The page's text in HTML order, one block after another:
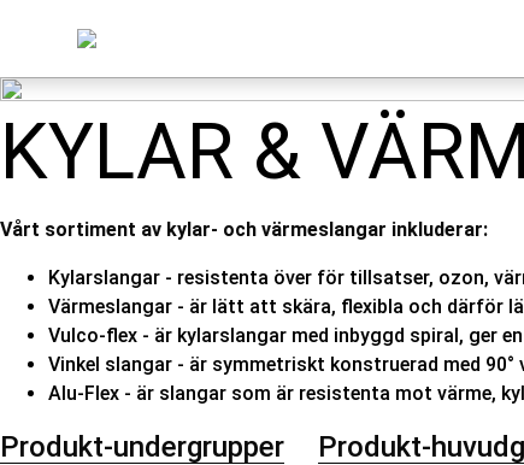
KYLAR &
Vårt sortiment av kylar- och värmeslangar inkluderar:
Kylarslangar - resistenta över för tillsatser, ozon,
Värmeslangar - är lätt att skära, flexibla och därför
Vulco-flex - är kylarslangar med inbyggd spiral, ger
Vinkel slangar - är symmetriskt konstruerad med
Alu-Flex - är slangar som är resistenta mot värme,
Produkt-undergrupper Produkt-